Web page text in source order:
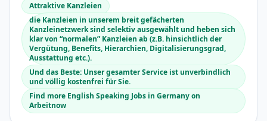
Attraktive Kanzleien
die Kanzleien in unserem breit gefächerten
Kanzleinetzwerk sind selektiv ausgewählt und heben sich
klar von “normalen” Kanzleien ab (z.B. hinsichtlich der
Vergütung, Benefits, Hierarchien, Digitalisierungsgrad,
Ausstattung etc.).
Und das Beste: Unser gesamter Service ist unverbindlich
und völlig kostenfrei für Sie.
Find more English Speaking Jobs in Germany on
Arbeitnow